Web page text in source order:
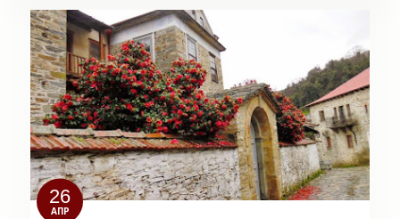
26
ΑΠΡ